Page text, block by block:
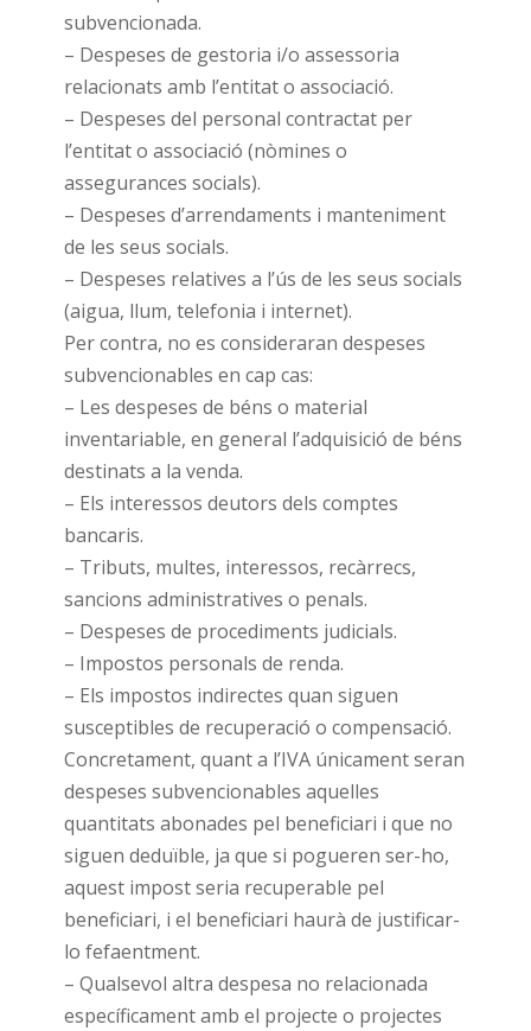
subvencionada.
– Despeses de gestoria i/o assessoria
relacionats amb l’entitat o associació.
– Despeses del personal contractat per
l’entitat o associació (nòmines o
assegurances socials).
– Despeses d’arrendaments i manteniment
de les seus socials.
– Despeses relatives a l’ús de les seus socials
(aigua, llum, telefonia i internet).
Per contra, no es consideraran despeses
subvencionables en cap cas:
– Les despeses de béns o material
inventariable, en general l’adquisició de béns
destinats a la venda.
– Els interessos deutors dels comptes
bancaris.
– Tributs, multes, interessos, recàrrecs,
sancions administratives o penals.
– Despeses de procediments judicials.
– Impostos personals de renda.
– Els impostos indirectes quan siguen
susceptibles de recuperació o compensació.
Concretament, quant a l’IVA únicament seran
despeses subvencionables aquelles
quantitats abonades pel beneficiari i que no
siguen deduïble, ja que si pogueren ser-ho,
aquest impost seria recuperable pel
beneficiari, i el beneficiari haurà de justificar-
lo fefaentment.
– Qualsevol altra despesa no relacionada
específicament amb el projecte o projectes